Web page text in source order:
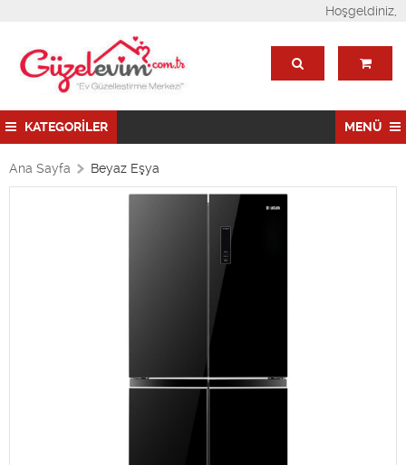
Hoşgeldiniz,
KATEGORİLER MENÜ
Ana Sayfa Beyaz Eşya